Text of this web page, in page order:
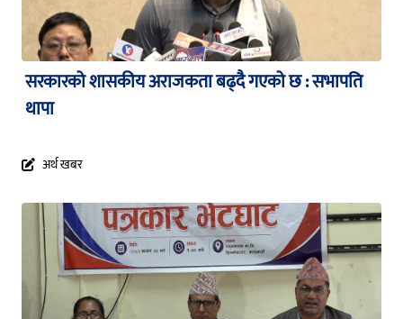
सरकारको शासकीय अराजकता बढ्दै गएको छ : सभापति
थापा
अर्थ खबर